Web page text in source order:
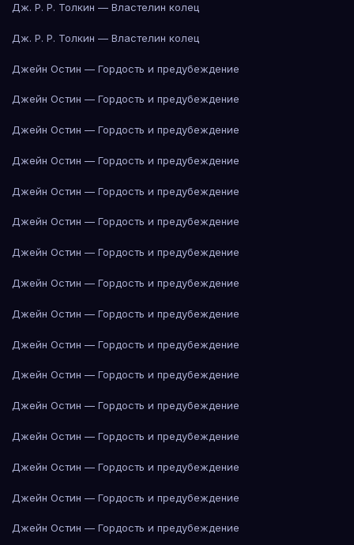
Дж. Р. Р. Толкин — Властелин колец
Дж. Р. Р. Толкин — Властелин колец
Джейн Остин — Гордость и предубеждение
Джейн Остин — Гордость и предубеждение
Джейн Остин — Гордость и предубеждение
Джейн Остин — Гордость и предубеждение
Джейн Остин — Гордость и предубеждение
Джейн Остин — Гордость и предубеждение
Джейн Остин — Гордость и предубеждение
Джейн Остин — Гордость и предубеждение
Джейн Остин — Гордость и предубеждение
Джейн Остин — Гордость и предубеждение
Джейн Остин — Гордость и предубеждение
Джейн Остин — Гордость и предубеждение
Джейн Остин — Гордость и предубеждение
Джейн Остин — Гордость и предубеждение
Джейн Остин — Гордость и предубеждение
Джейн Остин — Гордость и предубеждение